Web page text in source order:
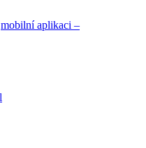
mobilní aplikaci –